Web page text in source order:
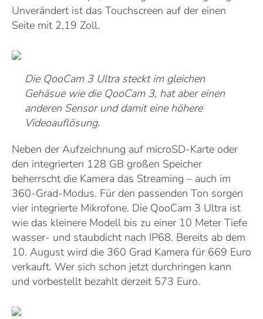
Unverändert ist das Touchscreen auf der einen
Seite mit 2,19 Zoll.
Die QooCam 3 Ultra steckt im gleichen
Gehäsue wie die QooCam 3, hat aber einen
anderen Sensor und damit eine höhere
Videoauflösung.
Neben der Aufzeichnung auf microSD-Karte oder
den integrierten 128 GB großen Speicher
beherrscht die Kamera das Streaming – auch im
360-Grad-Modus. Für den passenden Ton sorgen
vier integrierte Mikrofone. Die QooCam 3 Ultra ist
wie das kleinere Modell bis zu einer 10 Meter Tiefe
wasser- und staubdicht nach IP68. Bereits ab dem
10. August wird die 360 Grad Kamera für 669 Euro
verkauft. Wer sich schon jetzt durchringen kann
und vorbestellt bezahlt derzeit 573 Euro.